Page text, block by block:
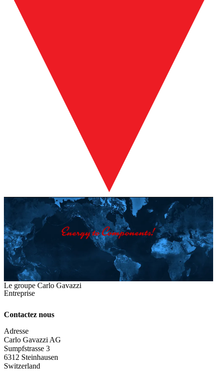
Le groupe Carlo Gavazzi
Entreprise
Contactez nous
Adresse
Carlo Gavazzi AG
Sumpfstrasse 3
6312 Steinhausen
Switzerland